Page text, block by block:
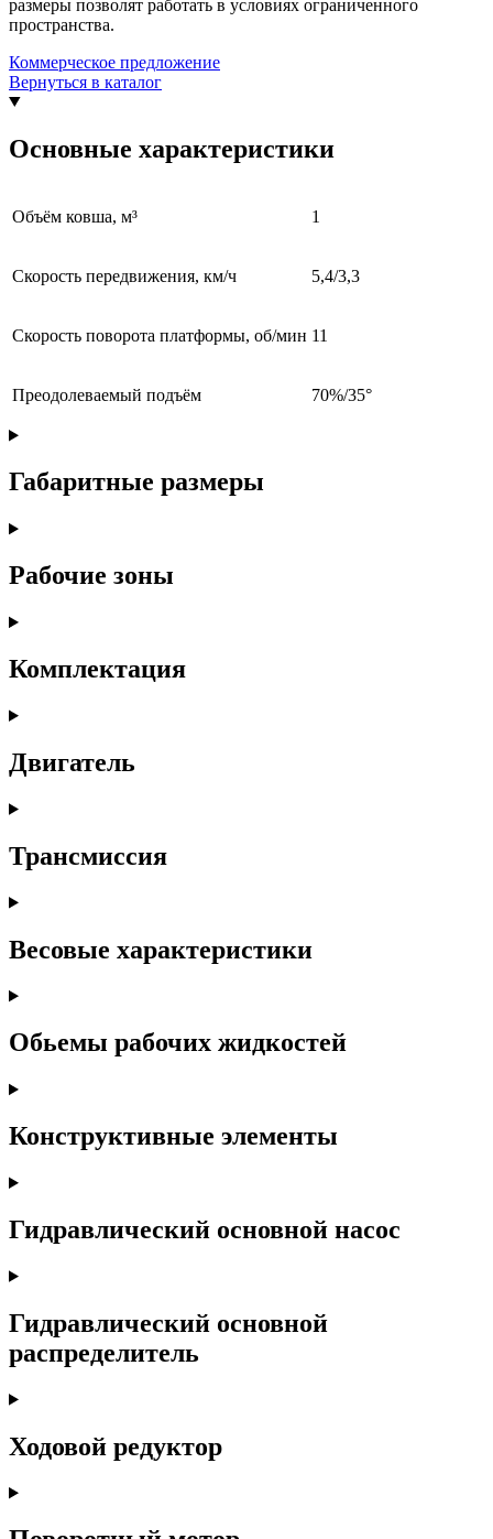
размеры позволят работать в условиях ограниченного
пространства.
Коммерческое предложение
Вернуться в каталог
Основные характеристики
Объём ковша, м³ 1
Скорость передвижения, км/ч 5,4/3,3
Скорость поворота платформы, об/мин 11
Преодолеваемый подъём 70%/35°
Габаритные размеры
Рабочие зоны
Комплектация
Двигатель
Трансмиссия
Весовые характеристики
Обьемы рабочих жидкостей
Конструктивные элементы
Гидравлический основной насос
Гидравлический основной
распределитель
Ходовой редуктор